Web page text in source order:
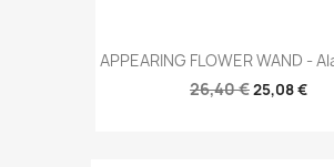
APPEARING FLOWER WAND -
26,40 €25,08 €